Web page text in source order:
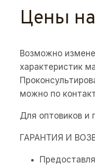
Цены
Возможно
характеристик
можно по
Для оптовиков и
ГАРАНТИЯ И